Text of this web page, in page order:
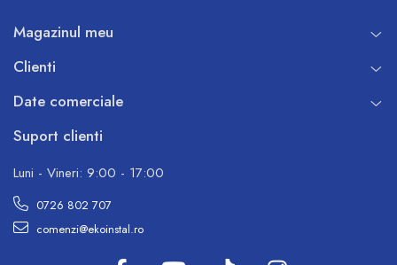
Magazinul meu
Clienti
Date comerciale
Suport clienti
Luni - Vineri: 9:00 - 17:00
0726 802 707
comenzi@ekoinstal.ro